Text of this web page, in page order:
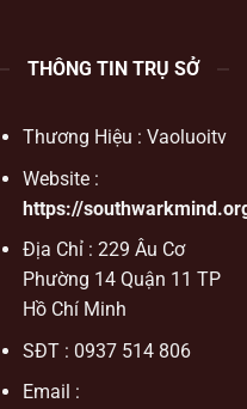
THÔNG TIN TRỤ SỞ
Thương Hiệu : Vaoluoitv
Website :
https://
Địa Chỉ : 229 Âu Cơ
Phường 14 Quận 11 TP
Hồ Chí Minh
SĐT : 0937 514 806
Email :